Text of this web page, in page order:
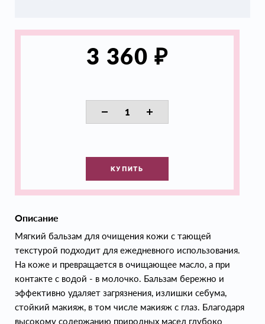
3 360 ₽
КУПИТЬ
Описание
Мягкий бальзам для очищения кожи с тающей
текстурой подходит для ежедневного использования.
На коже и превращается в очищающее масло, а при
контакте с водой - в молочко. Бальзам бережно и
эффективно удаляет загрязнения, излишки себума,
стойкий макияж, в том числе макияж с глаз. Благодаря
высокому содержанию природных масел глубоко